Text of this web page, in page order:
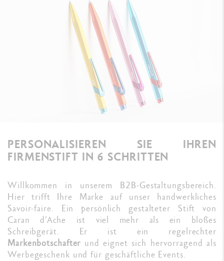
PERSONALISIEREN SIE IHREN
FIRMENSTIFT IN 6 SCHRITTEN
Willkommen in unserem B2B-Gestaltungsbereich.
Hier trifft Ihre Marke auf unser handwerkliches
Savoir-faire. Ein persönlich gestalteter Stift von
Caran d’Ache ist viel mehr als ein bloßes
Schreibgerät. Er ist ein regelrechter
Markenbotschafter und eignet sich hervorragend als
Werbegeschenk und für geschäftliche Events.